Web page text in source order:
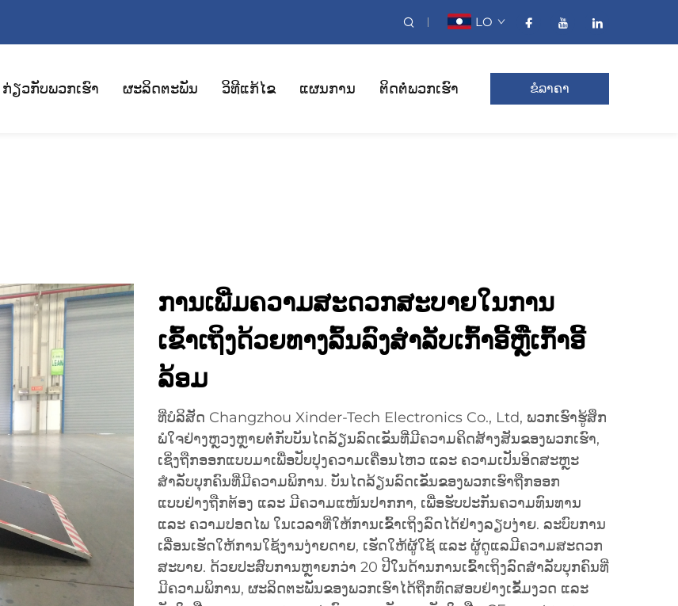
LO
ກ່ຽວກັບພວກເຮົາ ຜະລິດຕະພັນ ວິທີແກ້ໄຂ ແຜນການ ຕິດຕໍ່ພວກເຮົາ ຂໍລາຄາ
ການເພີ່ມຄວາມສະດວກສະບາຍໃນການ
ເຂົ້າເຖິງດ້ວຍທາງລົ້ນລົງສຳລັບເກົ້າອີ້ຫຼືເກົ້າອີ້
ລ້ອມ
ທີ່ບໍລິສັດ Changzhou Xinder-Tech Electronics Co., Ltd, ພວກເຮົາຮູ້ສຶກ
ພໍໃຈຢ່າງຫຼວງຫຼາຍຕໍ່ກັບບັນໄດລ້ຽນລົດເຂັນທີ່ມີຄວາມຄິດສ້າງສັນຂອງພວກເຮົາ,
ເຊິ່ງຖືກອອກແບບມາເພື່ອປັບປຸງຄວາມເຄື່ອນໄຫວ ແລະ ຄວາມເປັນອິດສະຫຼະ
ສຳລັບບຸກຄົນທີ່ມີຄວາມພິການ. ບັນໄດລ້ຽນລົດເຂັນຂອງພວກເຮົາຖືກອອກ
ແບບຢ່າງຖືກຕ້ອງ ແລະ ມີຄວາມແໜ້ນປາກກາ, ເພື່ອຮັບປະກັນຄວາມທົນທານ
ແລະ ຄວາມປອດໄພ ໃນເວລາທີ່ໃຫ້ການເຂົ້າເຖິງລົດໄດ້ຢ່າງລຽບງ່າຍ. ລະບົບການ
ເລື່ອນເຮັດໃຫ້ການໃຊ້ງານງ່າຍດາຍ, ເຮັດໃຫ້ຜູ້ໃຊ້ ແລະ ຜູ້ດູແລມີຄວາມສະດວກ
ສະບາຍ. ດ້ວຍປະສົບການຫຼາຍກວ່າ 20 ປີໃນດ້ານການເຂົ້າເຖິງລົດສຳລັບບຸກຄົນທີ່
ມີຄວາມພິການ, ຜະລິດຕະພັນຂອງພວກເຮົາໄດ້ຖືກທົດສອບຢ່າງເຂັ້ມງວດ ແລະ